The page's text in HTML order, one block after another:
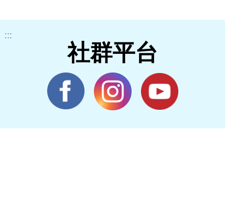
:::
社群平台